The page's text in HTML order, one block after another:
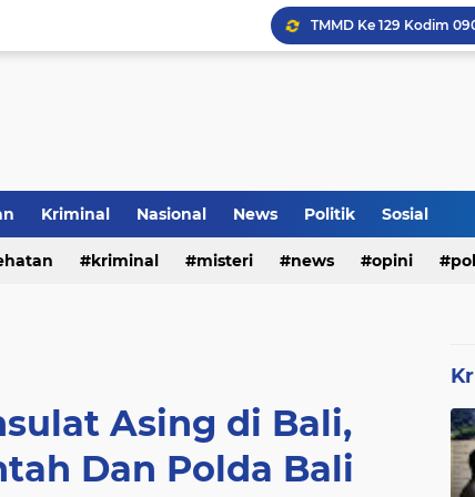
Rumah Bapak Sirajudin
Kriminal Nasional News Politik Sosial
kriminal misteri news opini
Asing di Bali,
Dan Polda Bali